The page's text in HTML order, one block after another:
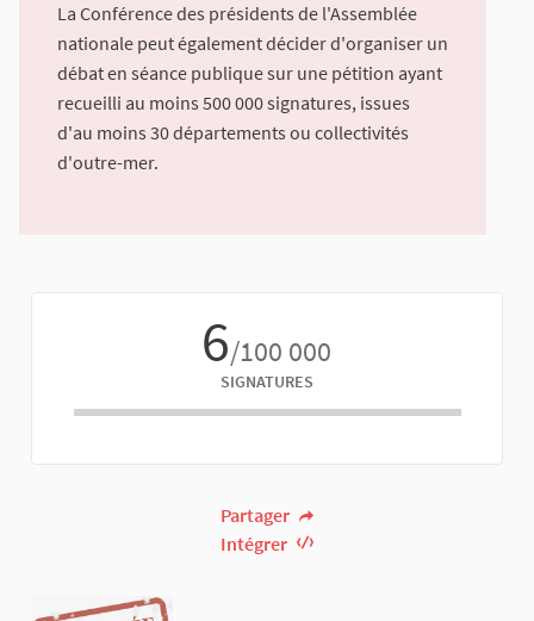
La Conférence des présidents de l'Assemblée
nationale peut également décider d'organiser un
débat en séance publique sur une pétition ayant
recueilli au moins 500 000 signatures, issues
d'au moins 30 départements ou collectivités
d'outre-mer.
6/100 000
SIGNATURES
Partager
Intégrer